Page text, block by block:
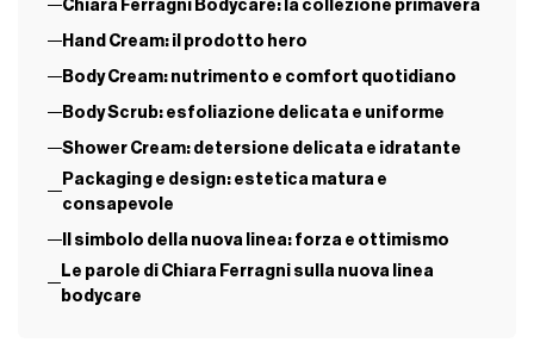
Chiara Ferragni Bodycare: la collezione primavera
Hand Cream: il prodotto hero
Body Cream: nutrimento e comfort quotidiano
Body Scrub: esfoliazione delicata e uniforme
Shower Cream: detersione delicata e idratante
Packaging e design: estetica matura e
consapevole
Il simbolo della nuova linea: forza e ottimismo
Le parole di Chiara Ferragni sulla nuova linea
bodycare